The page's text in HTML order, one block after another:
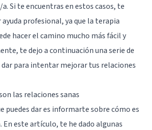
Si te encuentras en estos casos, te
profesional, ya que la terapia
hacer el camino mucho más fácil y
te dejo a continuación una serie de
dar para intentar mejorar tus relaciones
las relaciones sanas
puedes dar es informarte sobre cómo es
En este artículo, te he dado algunas